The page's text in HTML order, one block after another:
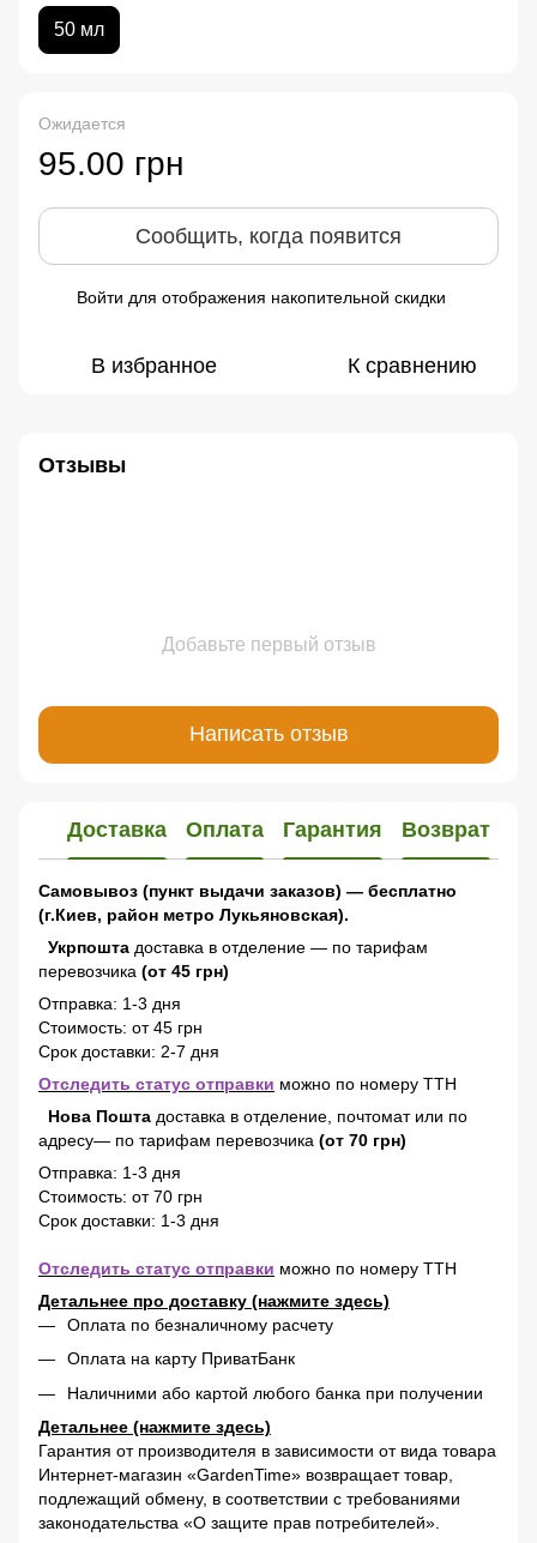
50 мл
Ожидается
95.00 грн
Сообщить, когда появится
Войти для отображения накопительной скидки
В избранное К сравнению
Отзывы
Добавьте первый отзыв
Написать отзыв
Доставка Оплата Гарантия Возврат
Самовывоз (пункт выдачи заказов) — бесплатно
(г.Киев, район метро Лукьяновская).
Укрпошта доставка в отделение — по тарифам
перевозчика (от 45 грн)
Отправка: 1-3 дня
Стоимость: от 45 грн
Срок доставки: 2-7 дня
Отследить статус отправки можно по номеру ТТН
Нова Пошта доставка в отделение, почтомат или по
адресу— по тарифам перевозчика (от 70 грн)
Отправка: 1-3 дня
Стоимость: от 70 грн
Срок доставки: 1-3 дня
Отследить статус отправки можно по номеру ТТН
Детальнее про доставку (нажмите здесь)
Оплата по безналичному расчету
Оплата на карту ПриватБанк
Наличними або картой любого банка при получении
Детальнее (нажмите здесь)
Гарантия от производителя в зависимости от вида товара
Интернет-магазин «GardenTime» возвращает товар,
подлежащий обмену, в соответствии с требованиями
законодательства «О защите прав потребителей».